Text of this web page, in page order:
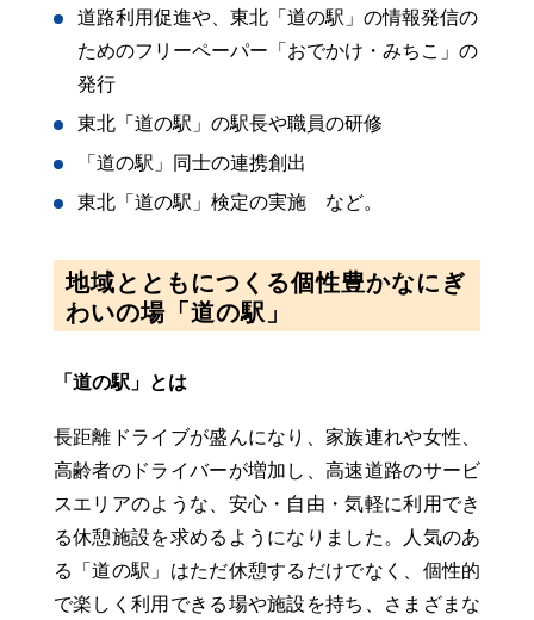
道路利用促進や、東北「道の駅」の情報発信の
ためのフリーペーパー「おでかけ・みちこ」の
発行
東北「道の駅」の駅長や職員の研修
「道の駅」同士の連携創出
東北「道の駅」検定の実施 など。
地域とともにつくる個性豊かなにぎ
わいの場「道の駅」
「道の駅」とは
長距離ドライブが盛んになり、家族連れや女性、
高齢者のドライバーが増加し、高速道路のサービ
スエリアのような、安心・自由・気軽に利用でき
る休憩施設を求めるようになりました。人気のあ
る「道の駅」はただ休憩するだけでなく、個性的
で楽しく利用できる場や施設を持ち、さまざまな